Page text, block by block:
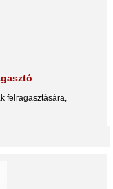
felragasztására,